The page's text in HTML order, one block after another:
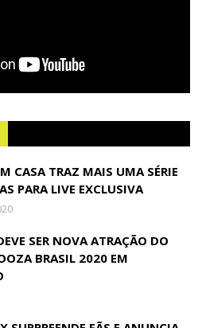
CASA TRAZ MAIS UMA SÉRIE
PARA LIVE EXCLUSIVA
SER NOVA ATRAÇÃO DO
BRASIL 2020 EM